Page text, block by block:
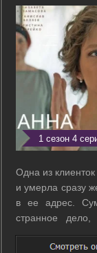
1 сезон 4
Одна из
и умерла сразу
в ее адрес.
странное
совпадением. ...